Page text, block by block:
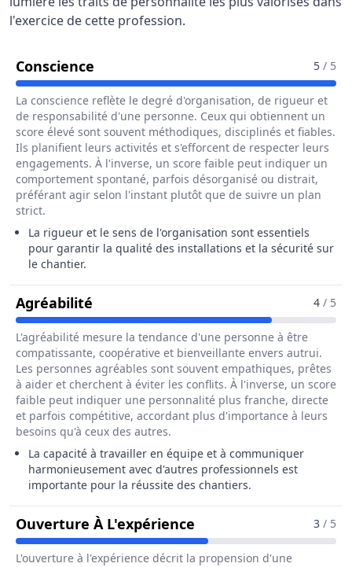
l'exercice de cette profession.
Conscience Pour Le Métier De Poseur / 5 / 5
La conscience reflète le degré d'organisation, de rigueur et
de responsabilité d'une personne. Ceux qui obtiennent un
score élevé sont souvent méthodiques, disciplinés et fiables.
Ils planifient leurs activités et s'efforcent de respecter leurs
engagements. À l'inverse, un score faible peut indiquer un
comportement spontané, parfois désorganisé ou distrait,
préférant agir selon l'instant plutôt que de suivre un plan
strict.
La rigueur et le sens de l'organisation sont essentiels
pour garantir la qualité des installations et la sécurité sur
le chantier.
Agréabilité Pour Le Métier De Poseur / Poseuse
4 / 5
L'agréabilité mesure la tendance d'une personne à être
compatissante, coopérative et bienveillante envers autrui.
Les personnes agréables sont souvent empathiques, prêtes
à aider et cherchent à éviter les conflits. À l'inverse, un score
faible peut indiquer une personnalité plus franche, directe
et parfois compétitive, accordant plus d'importance à leurs
besoins qu'à ceux des autres.
La capacité à travailler en équipe et à communiquer
harmonieusement avec d'autres professionnels est
importante pour la réussite des chantiers.
Ouverture À L'expérience Pour Le Métier De
3 / 5
L'ouverture à l'expérience décrit la propension d'une